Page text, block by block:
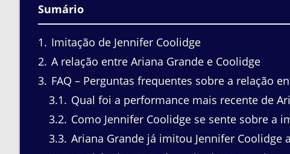
Sumário
1
Imitação de Jennifer Coolidge
2 A relação entre Ariana Grande e Coolidge
3 FAQ – Perguntas frequentes sobre a relação
3.1
Qual foi a performance mais recente de
3.2 Como Jennifer Coolidge se sente sobre a
3.3 Ariana Grande já imitou Jennifer Coolidge